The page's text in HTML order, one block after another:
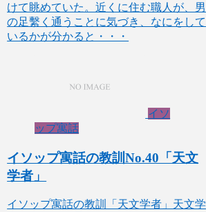
けて眺めていた。近くに住む職人が、男
の足繫く通うことに気づき、なにをして
いるかが分かると・・・
イソ
ップ寓話
イソップ寓話の教訓No.40「天文
学者」
イソップ寓話の教訓「天文学者」天文学